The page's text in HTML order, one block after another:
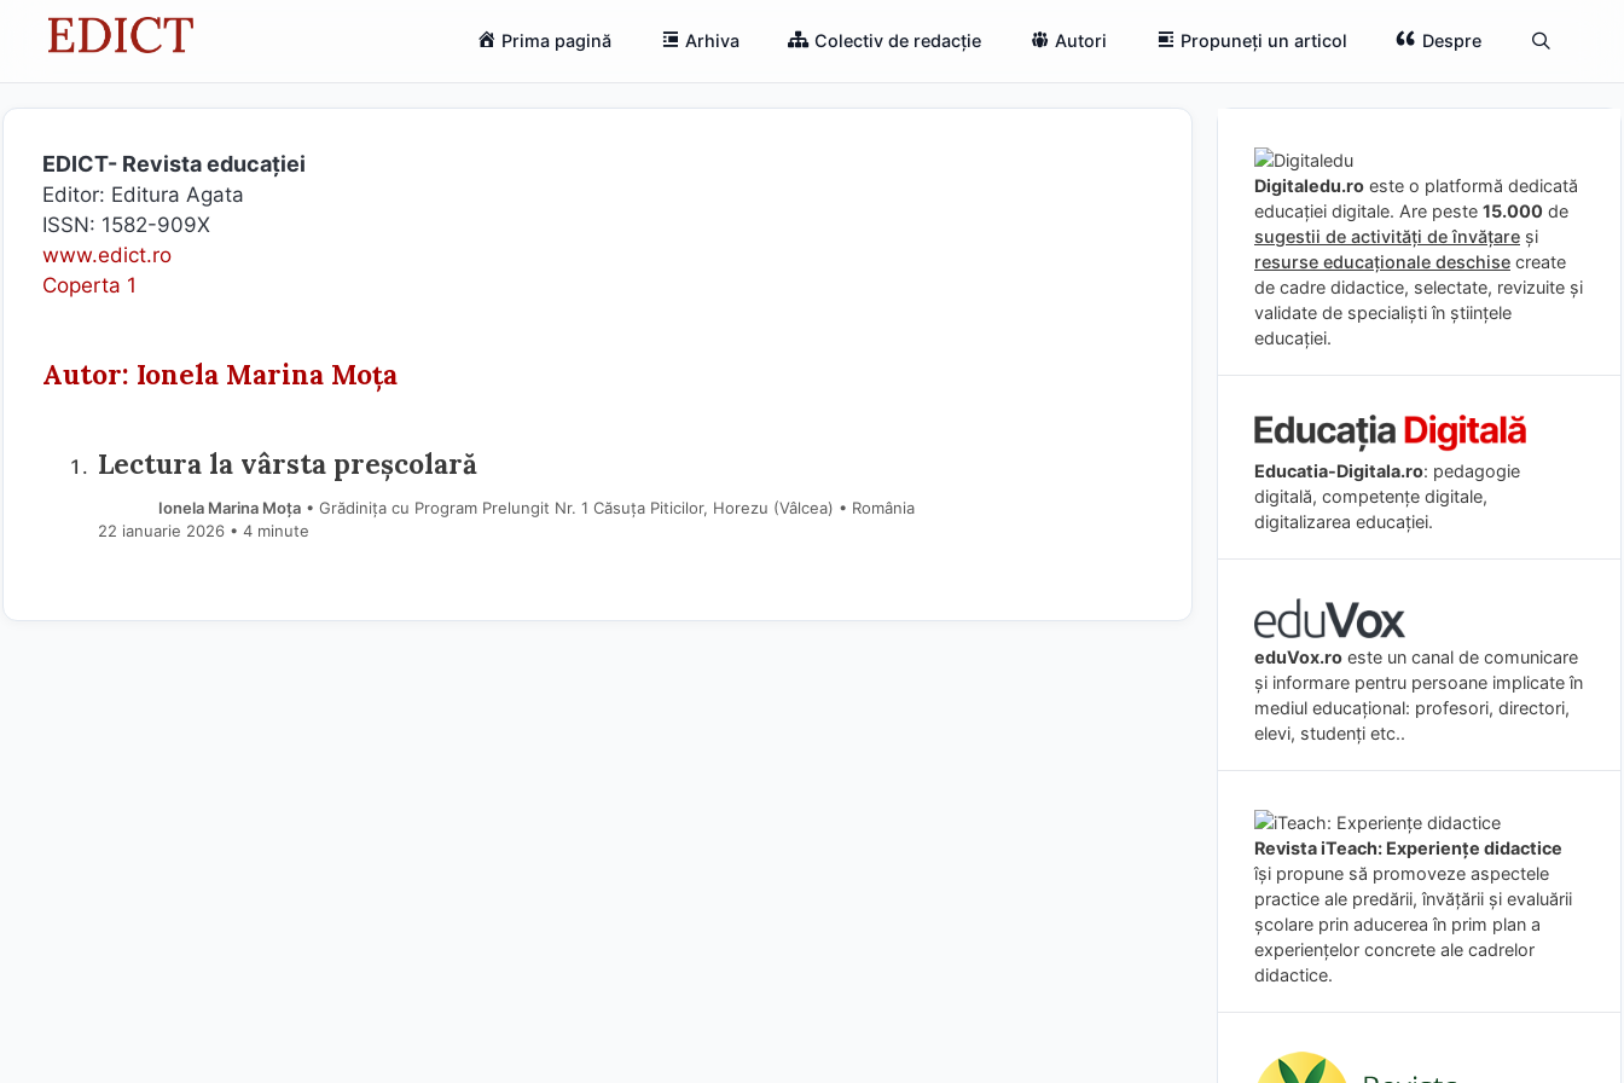
Prima pagină Arhiva Colectiv de redacție Autori Propuneți un articol Despre
EDICT- Revista educației
Editor: Editura Agata
ISSN: 1582-909X
www.edict.ro
Coperta 1
Autor: Ionela Marina Moța
Lectura la vârsta preșcolară
Ionela Marina Moța• Grădinița cu Program Prelungit Nr. 1 Căsuța Piticilor, Horezu (Vâlcea) • România
22 ianuarie 2026 • 4 minute
Digitaledu.ro este o platformă dedicată
educației digitale. Are peste 15.000 de
sugestii de activități de învățare și
resurse educaționale deschise create
de cadre didactice, selectate, revizuite și
validate de specialiști în științele
educației.
Educatia-Digitala.ro: pedagogie
digitală, competențe digitale,
digitalizarea educației.
eduVox.ro este un canal de comunicare
și informare pentru persoane implicate în
mediul educațional: profesori, directori,
elevi, studenți etc..
Revista iTeach: Experienţe didactice
îşi propune să promoveze aspectele
practice ale predării, învăţării şi evaluării
şcolare prin aducerea în prim plan a
experienţelor concrete ale cadrelor
didactice.